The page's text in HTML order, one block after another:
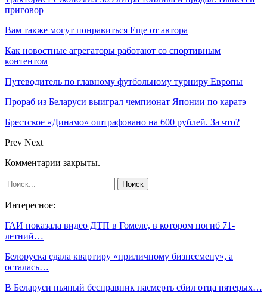
приговор
Вам также могут понравиться Еще от автора
Как новостные агрегаторы работают со спортивным
контентом
Путеводитель по главному футбольному турниру Европы
Прораб из Беларуси выиграл чемпионат Японии по каратэ
Брестское «Динамо» оштрафовано на 600 рублей. За что?
Prev Next
Комментарии закрыты.
Интересное:
ГАИ показала видео ДТП в Гомеле, в котором погиб 71-
летний…
Белоруска сдала квартиру «приличному бизнесмену», а
осталась…
В Беларуси пьяный бесправник насмерть сбил отца пятерых…